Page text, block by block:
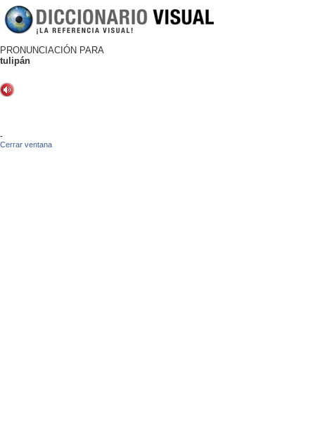
PRONUNCIACIÓN PARA
tulipán
-
Cerrar ventana